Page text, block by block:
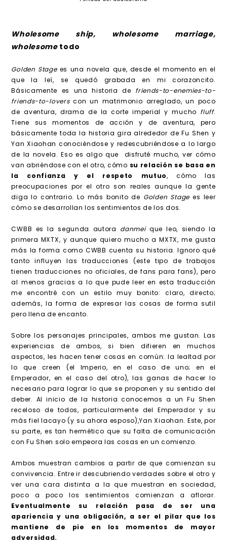
Wholesome ship, wholesome marriage,
wholesome todo
Golden Stagees una novela que, desde el momento en el
que la leí, se quedó grabada en mi corazoncito.
Básicamente es una historia de friends-to-enemies-to-
friends-to-loverscon un matrimonio arreglado, un poco
de aventura, drama de la corte imperial y mucho fluff.
Tiene sus momentos de acción y de aventura, pero
básicamente toda la historia gira alrededor de Fu Shen y
Yan Xiaohan conociéndose y redescubriéndose a lo largo
de la novela. Eso es algo que disfruté mucho, ver cómo
van abriéndose con el otro, cómo su relación se basa en
la confianza y el respeto mutuo, cómo las
preocupaciones por el otro son reales aunque la gente
diga lo contrario. Lo más bonito de Golden Stage es leer
cómo se desarrollan los sentimientos de los dos.
CWBB es la segunda autora danmei que leo, siendo la
primera MXTX, y aunque quiero mucho a MXTX, me gusta
más la forma como CWBB cuenta su historia. Ignoro qué
tanto influyen las traducciones (este tipo de trabajos
tienen traducciones no oficiales, de fans para fans), pero
al menos gracias a lo que pude leer en esta traducción
me encontré con un estilo muy bonito: claro, directo;
además, la forma de expresar las cosas de forma sutil
pero llena de encanto.
Sobre los personajes principales, ambos me gustan. Las
experiencias de ambos, si bien difieren en muchos
aspectos, les hacen tener cosas en común: la lealtad por
lo que creen (el Imperio, en el caso de uno; en el
Emperador, en el caso del otro), las ganas de hacer lo
necesario para lograr lo que se proponen y su sentido del
deber. Al inicio de la historia conocemos a un Fu Shen
receloso de todos, particularmente del Emperador y su
más fiel lacayo (y su ahora esposo),Yan Xiaohan. Este, por
su parte, es tan hermético que su falta de comunicación
con Fu Shen solo empeora las cosas en un comienzo.
Ambos muestran cambios a partir de que comienzan su
convivencia. Entre ir descubriendo verdades sobre el otro y
ver una cara distinta a la que muestran en sociedad,
poco a poco los sentimientos comienzan a aflorar.
Eventualmente su relación pasa de ser una
apariencia y una obligación, a ser el pilar que los
mantiene de pie en los momentos de mayor
adversidad.